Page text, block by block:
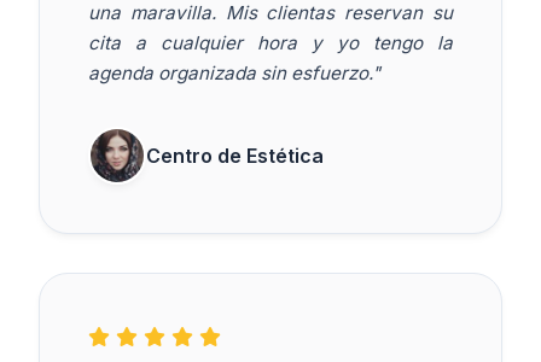
una maravilla. Mis clientas reservan su
cita a cualquier hora y yo tengo la
agenda organizada sin esfuerzo."
Centro de Estética